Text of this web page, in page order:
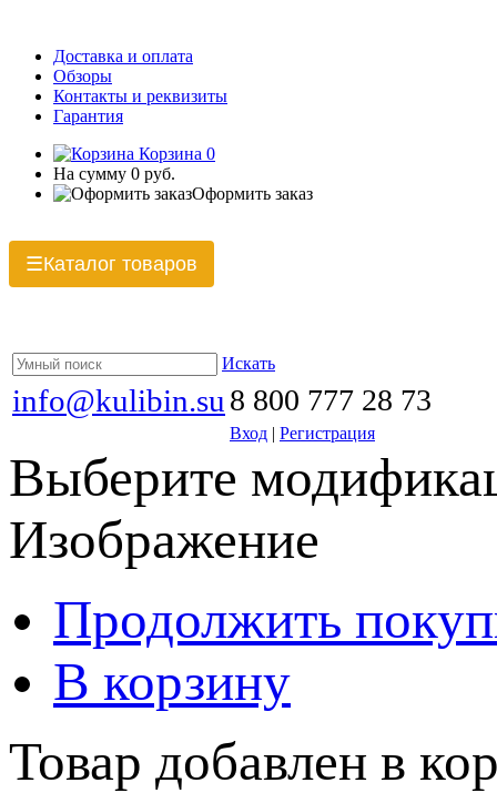
Доставка и оплата
Обзоры
Контакты и реквизиты
Гарантия
Корзина 0
На сумму 0 руб.
Оформить заказ
☰Каталог товаров
Искать
info@kulibin.su 8 800 777 28 73
Вход | Регистрация
Выберите
Изображение
Продолжить
В корзину
Товар добавлен в